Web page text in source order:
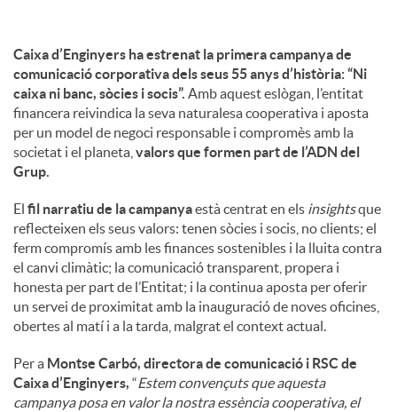
t
s
Caixa d’Enginyers ha estrenat la primera campanya de
comunicació corporativa dels seus 55 anys d’història: “Ni
caixa ni banc, sòcies i socis”. Amb aquest eslògan, l’entitat
financera reivindica la seva naturalesa cooperativa i aposta
per un model de negoci responsable i compromès amb la
societat i el planeta, valors que formen part de l’ADN del
Grup.
El fil narratiu de la campanyaestà centrat en els insightsque
reflecteixen els seus valors: tenen sòcies i socis, no clients; el
ferm compromís amb les finances sostenibles i la lluita contra
el canvi climàtic; la comunicació transparent, propera i
honesta per part de l’Entitat; i la continua aposta per oferir
un servei de proximitat amb la inauguració de noves oficines,
obertes al matí i a la tarda, malgrat el context actual.
Per a Montse Carbó, directora de comunicació i RSC de
Caixa d’Enginyers, “Estem convençuts que aquesta
campanya posa en valor la nostra essència cooperativa, el